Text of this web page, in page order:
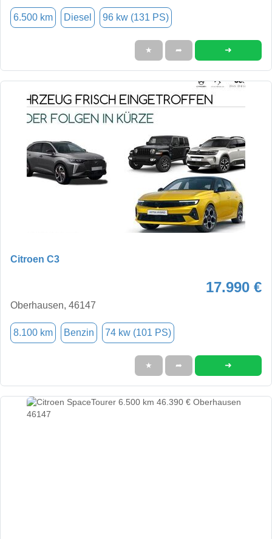
6.500 km Diesel 96 kw (131 PS)
★ ➦ ➜
Citroen C3
17.990 €
Oberhausen, 46147
8.100 km Benzin 74 kw (101 PS)
★ ➦ ➜